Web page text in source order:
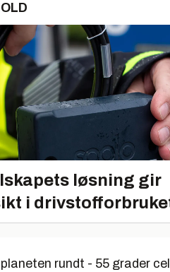
løsning gir
i
planeten rundt - 55 grader